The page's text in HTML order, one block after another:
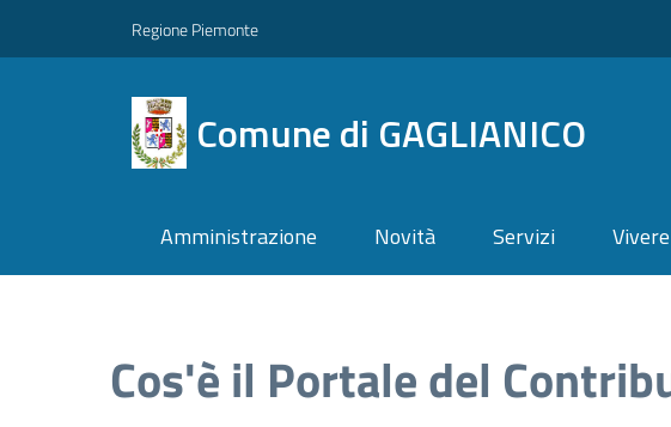
Regione Piemonte
Comune di GAGLIANICO
Amministrazione Novità Servizi
Cos'è il Portale del